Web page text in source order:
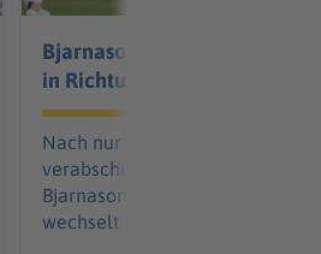
Bjarnason verlässt Fürth
in Richtung Dänemark
Nach nur einer Saison
verabschiedet sich Brynjar Ingi
Bjarnason bei Greuther Fürth
wechselt nach Dänemark.